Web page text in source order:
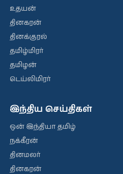
உதயன்
தினகரன்
தினக்குரல்
தமிழ்மிரர்
தமிழன்
டெய்லிமிரர்
இந்திய செய்திகள்
ஒன் இந்தியா தமிழ்
நக்கீரன்
தினமலர்
தினகரன்